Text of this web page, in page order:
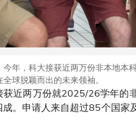
年，科大接获近两万份非本地
球脱颖而出的未来领袖。
近两万份就2025/26学年的
。申请人来自超过85个国